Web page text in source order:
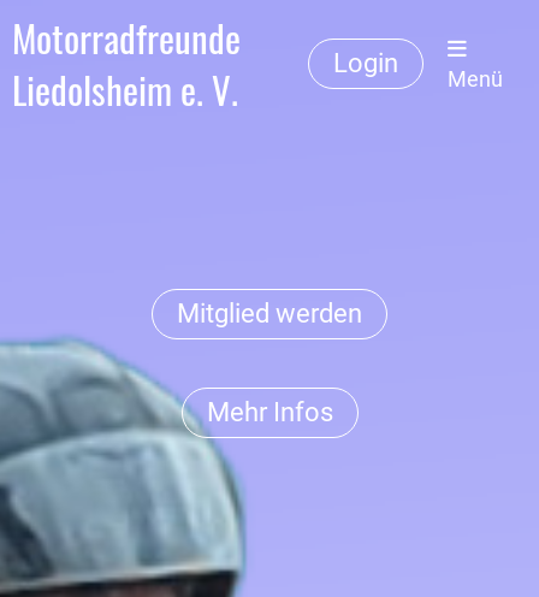
Motorradfreunde
Liedolsheim e. V.
Login
Menü
Mitglied werden
Mehr Infos